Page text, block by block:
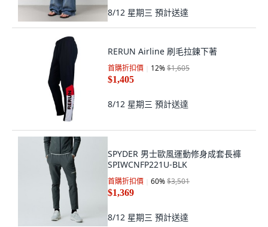
8/12 星期三 預計送達
RERUN Airline 刷毛拉鍊下著
首購折扣價 12%$1,605
$1,405
8/12 星期三 預計送達
SPYDER 男士歐風運動修身成套長褲
SPIWCNFP221U-BLK
首購折扣價 60%$3,501
$1,369
8/12 星期三 預計送達